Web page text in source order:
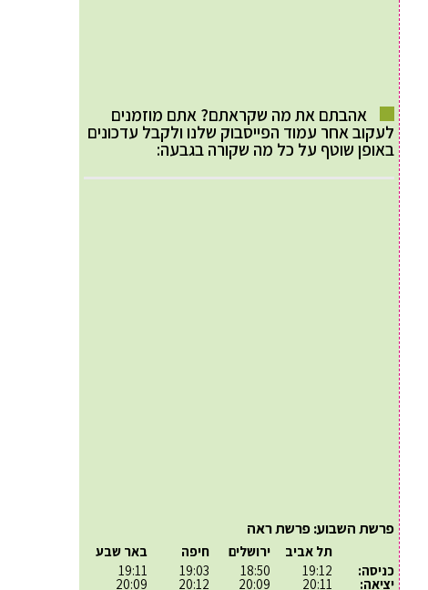
אהבתם את מה שקראתם? אתם מוזמנים
לעקוב אחר עמוד הפייסבוק שלנו ולקבל עדכונים
באופן שוטף על כל מה שקורה בגבעה:
פרשת השבוע: פרשת ראה
כניסה:
יציאה:
תל אביב
19:12
20:11
ירושלים
18:50
20:09
חיפה
19:03
20:12
באר שבע
19:11
20:09